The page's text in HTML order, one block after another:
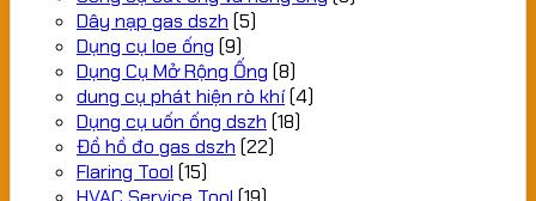
Dây nạp gas dszh (5)
Dụng cụ loe ống (9)
Dụng Cụ Mở Rộng Ống (8)
dung cụ phát hiện rò khí(4)
Dụng cụ uốn ống dszh (18)
Đồ hồ đo gas dszh (22)
Flaring Tool (15)